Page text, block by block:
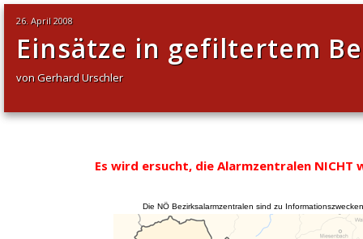
26. April 2008
Einsätze in gefiltertem
von Gerhard Urschler
Es wird ersucht, die Alarmzentralen